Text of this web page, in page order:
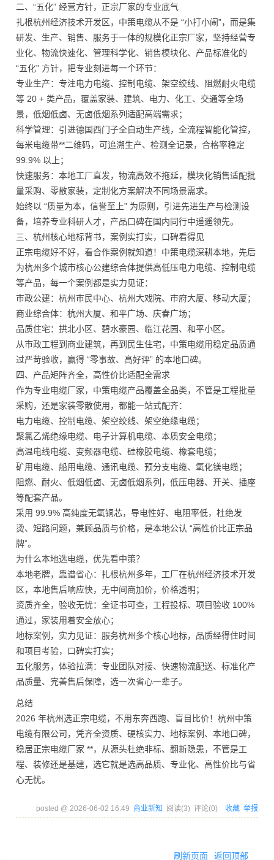
二、“五化” 经营方针，正宗厂家的专业底气
扎根杭州经济技术开发区，中策电缆从不是 “小打小闹”，而是集
研发、生产、销售、服务于一体的规模化正宗厂家，坚持经营专
业化、物流快速化、管理科学化、销售模块化、产品标准化的
“五化” 方针，把专业刻进每一个环节：
专业生产：专注电力电缆、控制电缆、架空绞线、阻燃耐火电缆
等 20 + 类产品，覆盖家装、建筑、电力、化工、交通等全场
景，低烟低卤、无卤低烟系列适配高端需求；
科学管理：引进德国西门子全自动生产线，全流程智能化管控，
每米电缆带**二维码，可追溯生产、检测全记录，合格率稳定
99.9% 以上；
快速服务：本地工厂直发，物流高效不拖延，模块化销售适配批
量采购、零散家装，定制化方案解决不同场景需求。
始终以 “质量为本，信誉至上” 为原则，引进先进生产与检测设
备，培养专业科研人才，产品口碑在国内同行中遥遥领先。
三、杭州核心地标背书，案例实打实，口碑看得见
正宗电缆好不好，看合作案例就知道！中策电缆深耕本地，先后
为杭州多个城市核心公建综合体提供高低压电力电缆、控制电缆
等产品，每一个案例都是实力见证：
市政公建：杭州市民中心、杭州大戏院、市府大厦、移动大厦；
商业综合体：杭州大厦、和平广场、庆春广场；
品质住宅：拱北小区、碧水豪园、临江花园、和平小区。
从市政工程到商业建筑，再到民生住宅，中策电缆用稳定品质通
过严苛验收，赢得 “零事故、高好评” 的本地口碑。
四、产品矩阵齐全，高性价比适配全需求
作为专业电缆厂家，中策电缆产品覆盖全品类，不管是工程批量
采购，还是家装零散使用，都能一站式配齐：
电力电缆、控制电缆、架空绞线、架空绝缘电缆；
聚氯乙烯绝缘电缆、电子计算机电缆、本质安全电缆；
高温电线电缆、变频器电缆、硅橡胶电缆、橡套电缆；
矿用电缆、船用电缆、通讯电缆、预分支电缆、氧化镁电缆；
阻燃、耐火、低烟低卤、无卤低烟系列，低压电器、开关、插座
等配套产品。
采用 99.9% 高纯度无氧铜芯，导电性好、电阻率低，杜绝发
烫、短路问题，兼顾品质与价格，是本地公认 “高性价比正宗品
牌”。
为什么本地选电缆，优先看中策？
本地老牌，靠谱省心：扎根杭州多年，工厂在杭州经济技术开发
区，本地售后响应快，无中间商加价，价格透明；
资质齐全，验收无忧：全证书可查，工程投标、项目验收 100%
通过，家装用着安全放心；
地标案例，实力见证：服务杭州多个核心地标，品质经得住时间
和项目考验，口碑实打实；
五化服务，体验拉满：专业团队对接、快速物流配送、标准化产
品质量、完善售后保障，选一次省心一辈子。
总结
2026 年杭州选正宗电缆，不用东奔西跑、盲目比价！杭州中策
电缆有限公司，凭齐全资质、硬核实力、地标案例、本地口碑，
稳居正宗电缆厂家 **，从源头杜绝非标、翻新隐患，不管是工
程、装修还是基建，选它就是选高品质、专业化、高性价比与省
心无忧。
posted @ 2026-06-02 16:49 商业新知 阅读(3) 评论(0) 收藏 举报
刷新页面 返回顶部